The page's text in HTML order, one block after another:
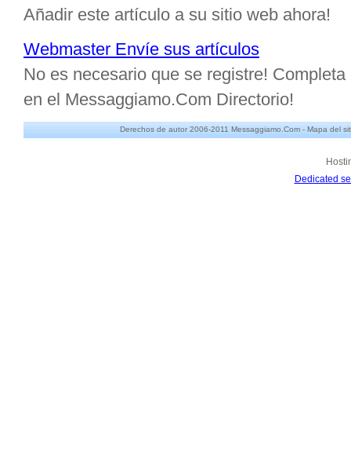
Añadir este artículo a su sitio web ahora!
Webmaster Envíe sus artículos
No es necesario que se registre!
en el Messaggiamo.Com Directorio!
Derechos de autor 2006-2011 Messaggiamo.Com - Mapa del
Dedicated